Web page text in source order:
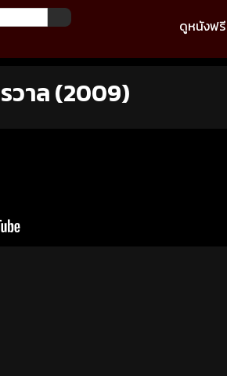
ดูหนังฟรี
วาล (2009)